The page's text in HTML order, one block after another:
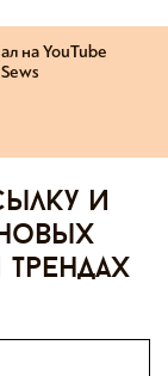
на YouTube
и